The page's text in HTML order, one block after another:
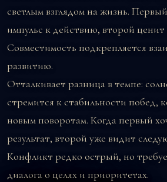
светлым взглядом на жизнь.
импульс к действию, второй
Совместимость подкрепляется
развитию.
Отталкивает разница в темпе:
стремится к стабильности побед,
новым поворотам. Когда первый
результат, второй уже видит
Конфликт редко острый, но
диалога о целях и приоритетах.